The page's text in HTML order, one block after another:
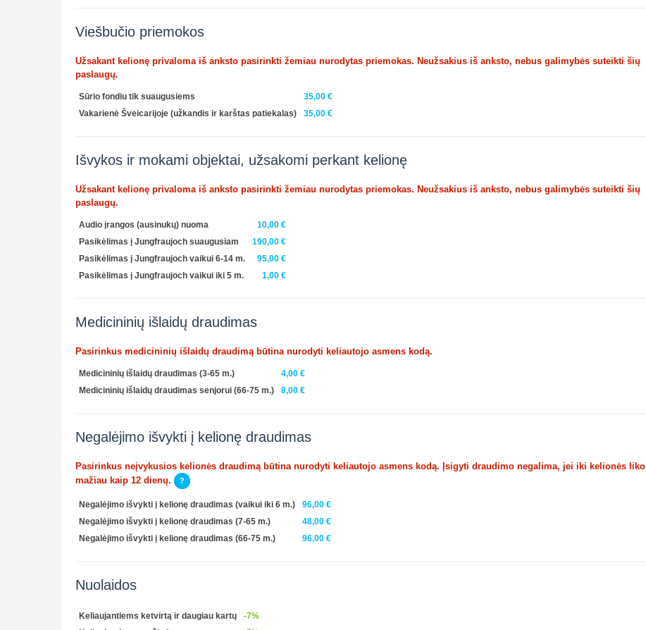
Viešbučio priemokos
Užsakant kelionę privaloma iš anksto pasirinkti žemiau nurodytas priemokas. Neužsakius iš anksto, nebus galimybės suteikti šių
paslaugų.
Sūrio fondiu tik suaugusiems
35,00 €
Vakarienė Šveicarijoje (užkandis ir karštas patiekalas)
35,00 €
Išvykos ir mokami objektai, užsakomi perkant kelionę
Užsakant kelionę privaloma iš anksto pasirinkti žemiau nurodytas priemokas. Neužsakius iš anksto, nebus galimybės suteikti šių
paslaugų.
Audio įrangos (ausinukų) nuoma
10,00 €
Pasikėlimas į Jungfraujoch suaugusiam
190,00 €
Pasikėlimas į Jungfraujoch vaikui 6-14 m.
95,00 €
Pasikėlimas į Jungfraujoch vaikui iki 5 m.
1,00 €
Medicininių išlaidų draudimas
Pasirinkus medicininių išlaidų draudimą būtina nurodyti keliautojo asmens kodą.
Medicininių išlaidų draudimas (3-65 m.)
4,00 €
Medicininių išlaidų draudimas senjorui (66-75 m.)
8,00 €
Negalėjimo išvykti į kelionę draudimas
Pasirinkus neįvykusios kelionės draudimą būtina nurodyti keliautojo asmens kodą. Įsigyti draudimo negalima, jei iki kelionės liko
mažiau kaip 12 dienų.
?
Negalėjimo išvykti į kelionę draudimas (vaikui iki 6 m.)
96,00 €
Negalėjimo išvykti į kelionę draudimas (7-65 m.)
48,00 €
Negalėjimo išvykti į kelionę draudimas (66-75 m.)
96,00 €
Nuolaidos
Keliaujantiems ketvirtą ir daugiau kartų
-7%